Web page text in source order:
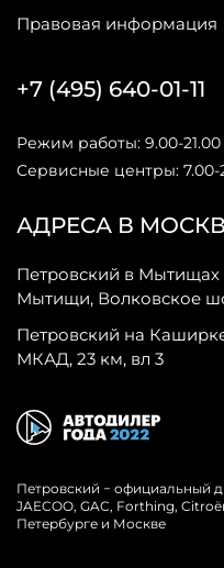
Правовая информация
АДРЕСА В
Петровский в Мытищах
Мытищи, Волковское
Петровский на
МКАД, 23 км, вл 3
+7 (495) 640-01-11
Режим работы: 9.00-21.00
Сервисные центры: 7.00-
Петровский − официальный
JAECOO, GAC, Forthing,
Петербурге и Москве